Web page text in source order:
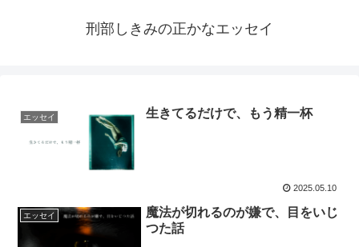
刑部しきみの正かなエッセイ
エッセイ 生きてるだけで、もう精一杯
2025.05.10
エッセイ
魔法が切れるのが嫌で、目をいじ
つた話